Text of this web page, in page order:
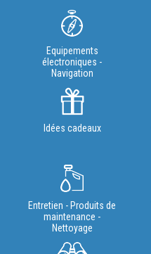
Equipements
électroniques -
Navigation
Idées cadeaux
Entretien - Produits de
maintenance -
Nettoyage